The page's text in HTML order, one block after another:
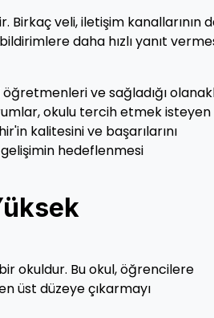
veli, iletişim kanallarının
daha hızlı yanıt
ve sağladığı
okulu tercih etmek isteyen
kalitesini ve başarılarını
hedeflenmesi
okuldur. Bu okul, öğrencilere
üst düzeye çıkarmayı